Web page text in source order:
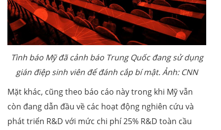
Tình báo Mỹ đã cảnh báo Trung Quốc đang sử dụng
gián điệp sinh viên để đánh cắp bí mật. Ảnh: CNN
Mặt khác, cũng theo báo cáo này trong khi Mỹ vẫn
còn đang dẫn đầu về các hoạt động nghiên cứu và
phát triển R&D với mức chi phí 25% R&D toàn cầu